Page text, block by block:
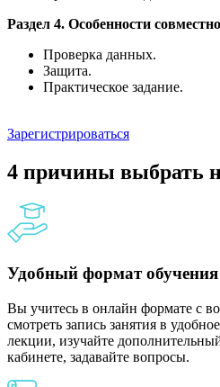
Раздел 4. Особенности
Проверка данных.
Защита.
Практическое задание.
Зарегистрироваться
4 причины выбрать
Удобный формат обучения
Вы учитесь в онлайн формате с
смотреть запись занятия в
лекции, изучайте
кабинете, задавайте вопросы.